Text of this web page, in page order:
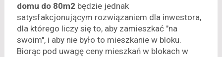
domu do 80m2 będzie jednak
satysfakcjonującym rozwiązaniem dla inwestora,
dla którego liczy się to, aby zamieszkać "na
swoim", i aby nie było to mieszkanie w bloku.
Biorąc pod uwagę ceny mieszkań w blokach w